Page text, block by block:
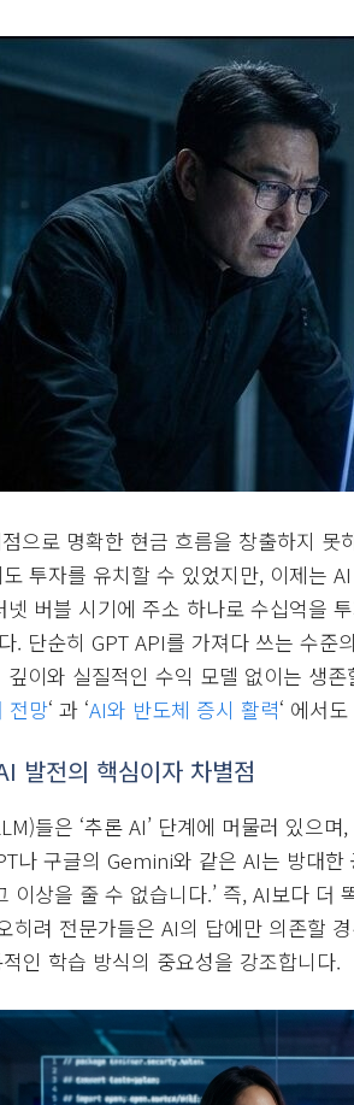
으로 명확한 현금 흐름을 창출하지
투자를 유치할 수 있었지만, 이제는
버블 시기에 주소 하나로 수십억을
. 단순히 GPT API를 가져다 쓰는 수준
이와 실질적인 수익 모델 없이는 생
전망‘ 과 ‘AI와 반도체 증시 활력‘ 에서
발전의 핵심이자 차별점
들은 ‘추론 AI’ 단계에 머물러 있으
나 구글의 Gemini와 같은 AI는 방대한
이상을 줄 수 없습니다.’ 즉, AI보다
히려 전문가들은 AI의 답에만 의존할
인 학습 방식의 중요성을 강조합니다.